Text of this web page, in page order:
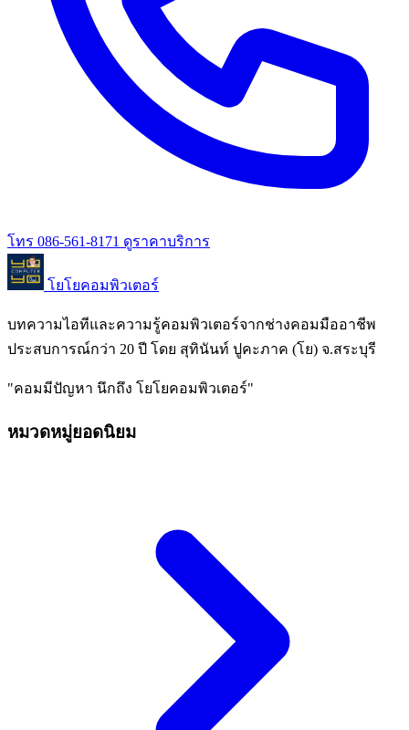
โทร 086-561-8171 ดูราคาบริการ
โยโยคอมพิวเตอร์
บทความไอทีและความรู้คอมพิวเตอร์จากช่างคอมมืออาชีพ
ประสบการณ์กว่า 20 ปี โดย สุทินันท์ ปูคะภาค (โย) จ.สระบุรี
"คอมมีปัญหา นึกถึง โยโยคอมพิวเตอร์"
หมวดหมู่ยอดนิยม